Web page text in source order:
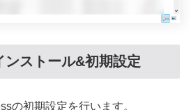
ストール&初期設定
の初期設定を行います。